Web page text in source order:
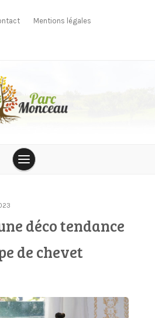
Mentions légales
déco tendance
de chevet